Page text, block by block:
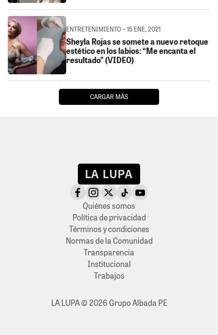
ENTRETENIMIENTO • 15 ENE, 2021
Sheyla Rojas se somete a nuevo retoque
estético en los labios: “Me encanta el
resultado” (VIDEO)
CARGAR MÁS
Quiénes somos
Política de privacidad
Términos y condiciones
Normas de la Comunidad
Transparencia
Institucional
Trabajos
LA LUPA © 2026 Grupo Albada PE